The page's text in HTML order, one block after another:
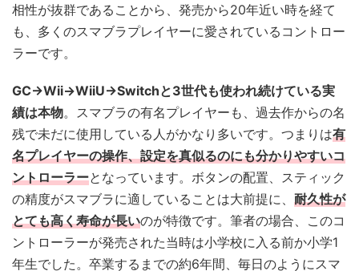
相性が抜群であることから、発売から20年近い時を経て
も、多くのスマブラプレイヤーに愛されているコントロー
ラーです。
GC→Wii→WiiU→Switchと3世代も使われ続けている実
績は本物。スマブラの有名プレイヤーも、過去作からの名
残で未だに使用している人がかなり多いです。つまりは有
名プレイヤーの操作、設定を真似るのにも分かりやすいコ
ントローラーとなっています。ボタンの配置、スティック
の精度がスマブラに適していることは大前提に、 耐久性が
とても高く寿命が長いのが特徴です。筆者の場合、このコ
ントローラーが発売された当時は小学校に入る前か小学1
年生でした。卒業するまでの約6年間、毎日のようにスマ